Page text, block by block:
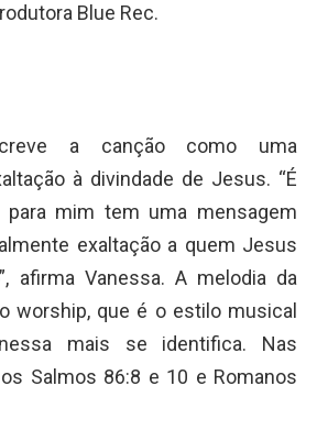
Blue Rec.
a canção como uma
à divindade de Jesus. “É
mim tem uma mensagem
exaltação a quem Jesus
afirma Vanessa. A melodia da
worship, que é o estilo musical
mais se identifica. Nas
Salmos 86:8 e 10 e Romanos